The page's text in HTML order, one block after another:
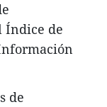
Índice de
de